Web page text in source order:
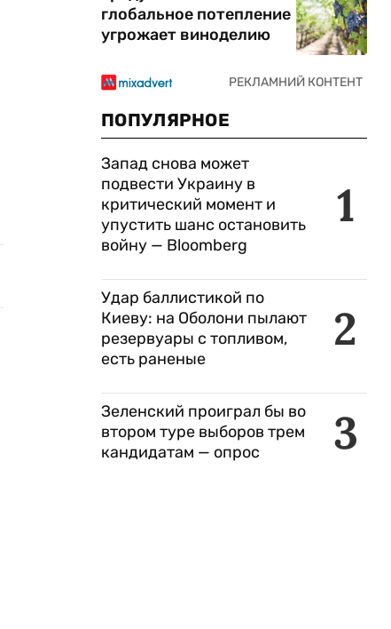
глобальное потепление
угрожает виноделию
ПОПУЛЯРНОЕ
1
Запад снова может
подвести Украину в
критический момент и
упустить шанс остановить
войну — Bloomberg
2
Удар баллистикой по
Киеву: на Оболони пылают
резервуары с топливом,
есть раненые
3
Зеленский проиграл бы во
втором туре выборов трем
кандидатам — опрос